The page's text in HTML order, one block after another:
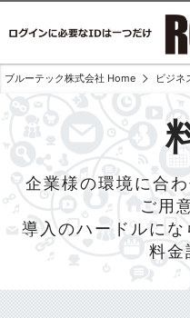
ブルーテック株式会社 Home ビジネ
企業様の環境に合
ご用
導入のハードルに
料金